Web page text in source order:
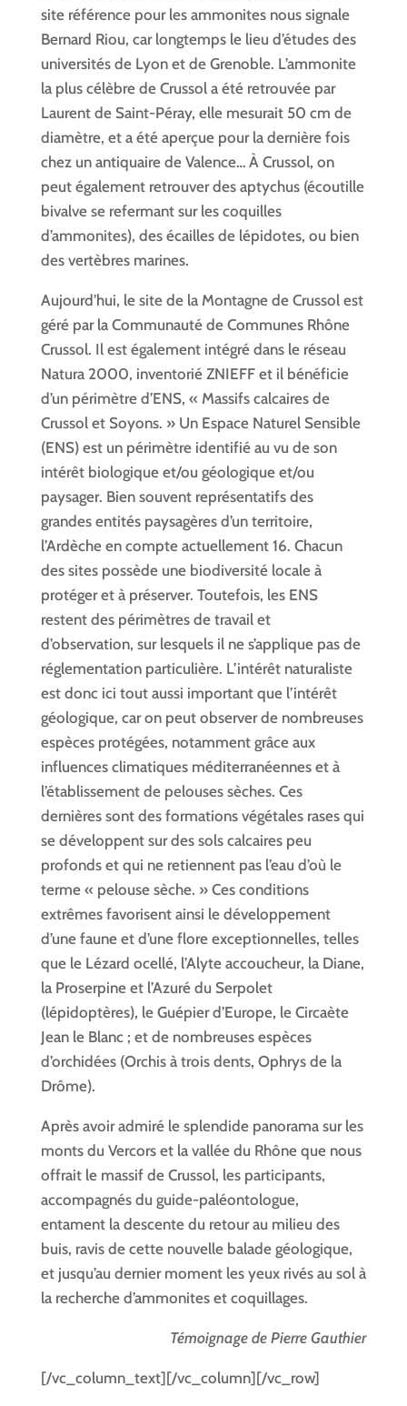
site référence pour les ammonites nous signale
Bernard Riou, car longtemps le lieu d’études des
universités de Lyon et de Grenoble. L’ammonite
la plus célèbre de Crussol a été retrouvée par
Laurent de Saint-Péray, elle mesurait 50 cm de
diamètre, et a été aperçue pour la dernière fois
chez un antiquaire de Valence… À Crussol, on
peut également retrouver des aptychus (écoutille
bivalve se refermant sur les coquilles
d’ammonites), des écailles de lépidotes, ou bien
des vertèbres marines.
Aujourd’hui, le site de la Montagne de Crussol est
géré par la Communauté de Communes Rhône
Crussol. Il est également intégré dans le réseau
Natura 2000, inventorié ZNIEFF et il bénéficie
d’un périmètre d’ENS, « Massifs calcaires de
Crussol et Soyons. » Un Espace Naturel Sensible
(ENS) est un périmètre identifié au vu de son
intérêt biologique et/ou géologique et/ou
paysager. Bien souvent représentatifs des
grandes entités paysagères d’un territoire,
l’Ardèche en compte actuellement 16. Chacun
des sites possède une biodiversité locale à
protéger et à préserver. Toutefois, les ENS
restent des périmètres de travail et
d’observation, sur lesquels il ne s’applique pas de
réglementation particulière. L’intérêt naturaliste
est donc ici tout aussi important que l’intérêt
géologique, car on peut observer de nombreuses
espèces protégées, notamment grâce aux
influences climatiques méditerranéennes et à
l’établissement de pelouses sèches. Ces
dernières sont des formations végétales rases qui
se développent sur des sols calcaires peu
profonds et qui ne retiennent pas l’eau d’où le
terme « pelouse sèche. » Ces conditions
extrêmes favorisent ainsi le développement
d’une faune et d’une flore exceptionnelles, telles
que le Lézard ocellé, l’Alyte accoucheur, la Diane,
la Proserpine et l’Azuré du Serpolet
(lépidoptères), le Guépier d’Europe, le Circaète
Jean le Blanc ; et de nombreuses espèces
d’orchidées (Orchis à trois dents, Ophrys de la
Drôme).
Après avoir admiré le splendide panorama sur les
monts du Vercors et la vallée du Rhône que nous
offrait le massif de Crussol, les participants,
accompagnés du guide-paléontologue,
entament la descente du retour au milieu des
buis, ravis de cette nouvelle balade géologique,
et jusqu’au dernier moment les yeux rivés au sol à
la recherche d’ammonites et coquillages.
Témoignage de Pierre Gauthier
[/vc_column_text][/vc_column][/vc_row]